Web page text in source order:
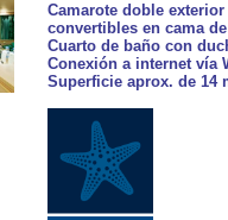
Camarote doble
convertibles en cama
Cuarto de baño con
Conexión a internet vía
Superficie aprox. de 14